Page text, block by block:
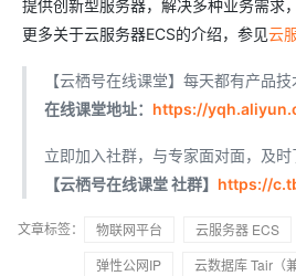
提供创新型服务器，解决多种业务需求
更多关于云服务器ECS的介绍，参见云
【云栖号在线课堂】每天都有产品技
在线课堂地址： https://
立即加入社群，与专家面对面，及时
【云栖号在线课堂 社群】 https://
文章标签： 物联网平台 云服务器 ECS
弹性公网IP
云数据库 Tair（